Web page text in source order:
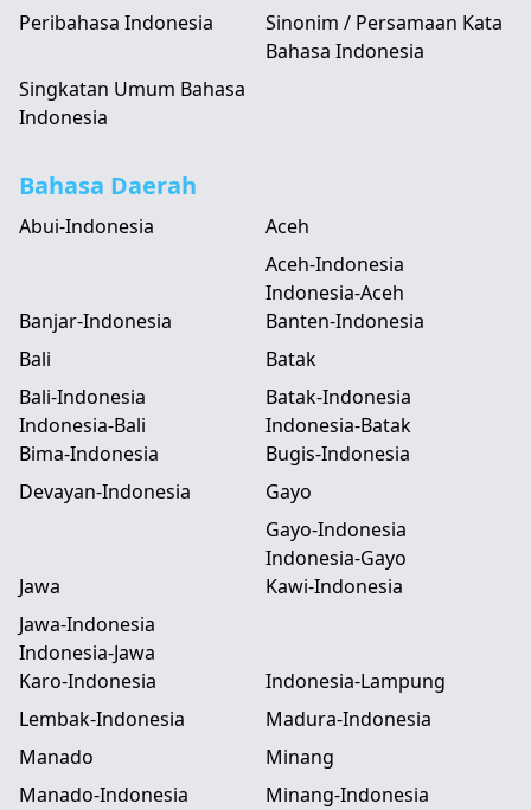
Peribahasa Indonesia
Sinonim / Persamaan Kata
Bahasa Indonesia
Singkatan Umum Bahasa
Indonesia
Bahasa Daerah
Abui-Indonesia
Aceh
Aceh-Indonesia
Indonesia-Aceh
Banjar-Indonesia
Banten-Indonesia
Bali
Bali-Indonesia
Indonesia-Bali
Batak
Batak-Indonesia
Indonesia-Batak
Bima-Indonesia
Bugis-Indonesia
Devayan-Indonesia
Gayo
Gayo-Indonesia
Indonesia-Gayo
Jawa
Jawa-Indonesia
Indonesia-Jawa
Kawi-Indonesia
Karo-Indonesia
Indonesia-Lampung
Lembak-Indonesia
Madura-Indonesia
Manado
Manado-Indonesia
Minang
Minang-Indonesia